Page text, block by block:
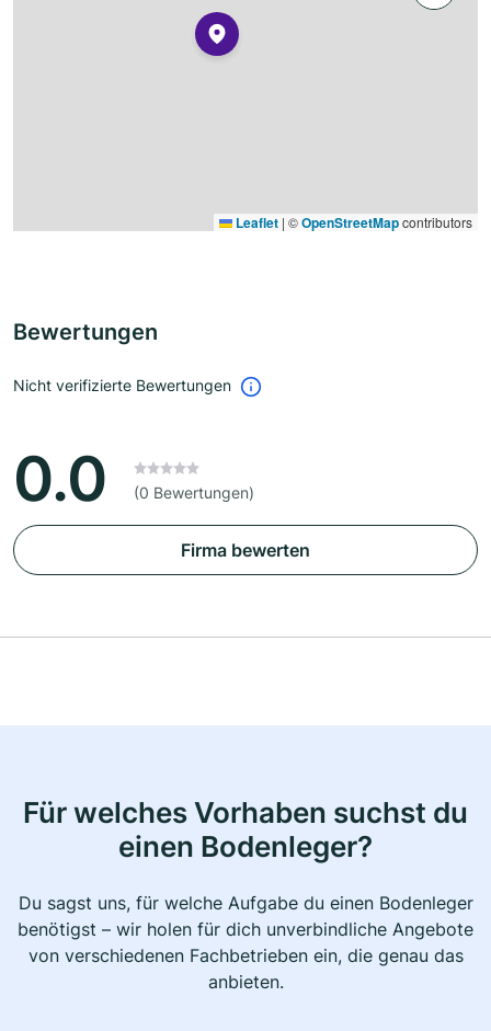
Leaflet | ©OpenStreetMapcontributors
Bewertungen
Nicht verifizierte Bewertungen
0.0 (0 Bewertungen)
Firma bewerten
Für welches Vorhaben suchst du
einen Bodenleger?
Du sagst uns, für welche Aufgabe du einen Bodenleger
benötigst – wir holen für dich unverbindliche Angebote
von verschiedenen Fachbetrieben ein, die genau das
anbieten.